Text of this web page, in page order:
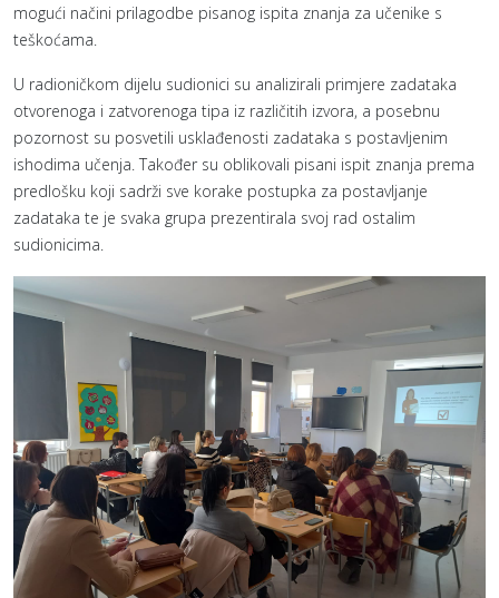
mogući načini prilagodbe pisanog ispita znanja za učenike s
teškoćama.
U radioničkom dijelu sudionici su analizirali primjere zadataka
otvorenoga i zatvorenoga tipa iz različitih izvora, a posebnu
pozornost su posvetili usklađenosti zadataka s postavljenim
ishodima učenja. Također su oblikovali pisani ispit znanja prema
predlošku koji sadrži sve korake postupka za postavljanje
zadataka te je svaka grupa prezentirala svoj rad ostalim
sudionicima.